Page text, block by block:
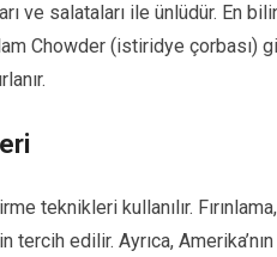
ve salataları ile ünlüdür. En
Chowder (istiridye çorbası)
teknikleri kullanılır.
tercih edilir. Ayrıca,